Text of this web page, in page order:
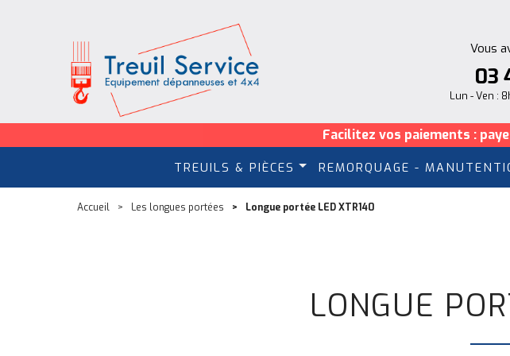
Facilitez vos paiements :
TREUILS & PIÈCES REMORQUAGE -
Accueil Les longues portées Longue portée LED XTR140
LONGUE
Vous
03
Lun - Ven :